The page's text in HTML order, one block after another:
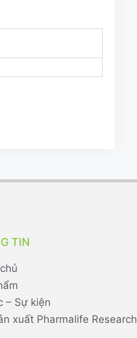
TIN
– Sự kiện
xuất Pharmalife Research